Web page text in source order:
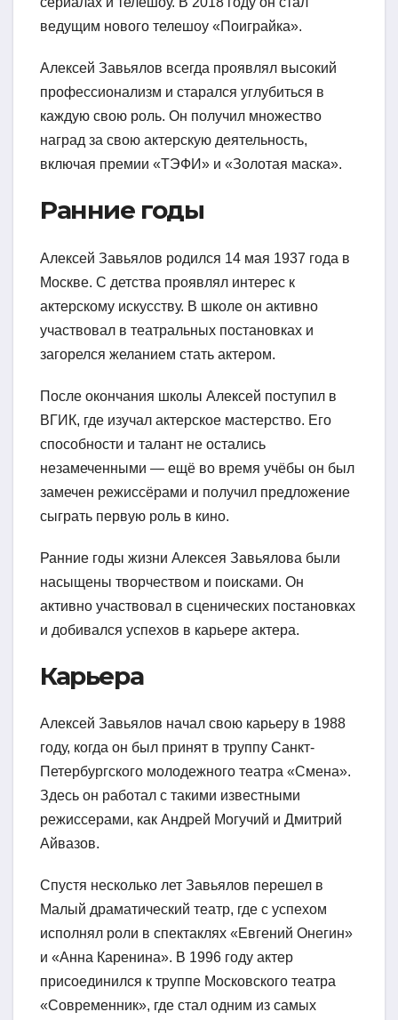
ведущим нового телешоу «Поиграйка».
Алексей Завьялов всегда проявлял высокий
профессионализм и старался углубиться в
каждую свою роль. Он получил множество
наград за свою актерскую деятельность,
включая премии «ТЭФИ» и «Золотая маска».
Ранние годы
Алексей Завьялов родился 14 мая 1937 года в
Москве. С детства проявлял интерес к
актерскому искусству. В школе он активно
участвовал в театральных постановках и
загорелся желанием стать актером.
После окончания школы Алексей поступил в
ВГИК, где изучал актерское мастерство. Его
способности и талант не остались
незамеченными — ещё во время учёбы он был
замечен режиссёрами и получил предложение
сыграть первую роль в кино.
Ранние годы жизни Алексея Завьялова были
насыщены творчеством и поисками. Он
активно участвовал в сценических постановках
и добивался успехов в карьере актера.
Карьера
Алексей Завьялов начал свою карьеру в 1988
году, когда он был принят в труппу Санкт-
Петербургского молодежного театра «Смена».
Здесь он работал с такими известными
режиссерами, как Андрей Могучий и Дмитрий
Айвазов.
Спустя несколько лет Завьялов перешел в
Малый драматический театр, где с успехом
исполнял роли в спектаклях «Евгений Онегин»
и «Анна Каренина». В 1996 году актер
присоединился к труппе Московского театра
«Современник», где стал одним из самых